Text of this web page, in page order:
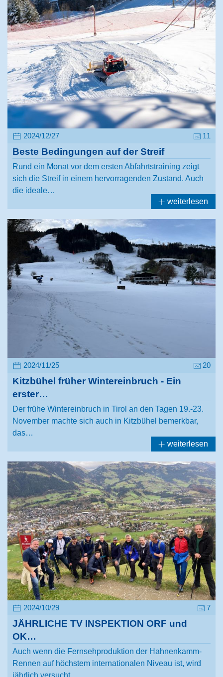
2024/12/27 11
Beste Bedingungen auf der Streif
Rund ein Monat vor dem ersten Abfahrtstraining zeigt
sich die Streif in einem hervorragenden Zustand. Auch
die ideale…
weiterlesen
2024/11/25 20
Kitzbühel früher Wintereinbruch - Ein
erster…
Der frühe Wintereinbruch in Tirol an den Tagen 19.-23.
November machte sich auch in Kitzbühel bemerkbar,
das…
weiterlesen
2024/10/29 7
JÄHRLICHE TV INSPEKTION ORF und
OK…
Auch wenn die Fernsehproduktion der Hahnenkamm-
Rennen auf höchstem internationalen Niveau ist, wird
jährlich versucht…